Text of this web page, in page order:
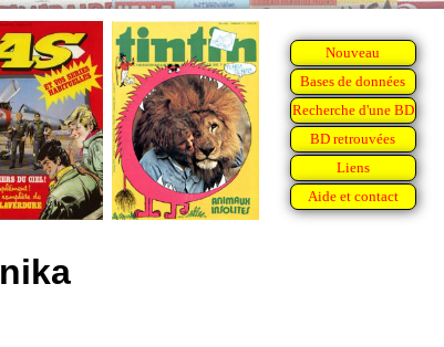
Nouveau
Bases de données
Recherche d'une BD
BD retrouvées
Liens
Aide et contact